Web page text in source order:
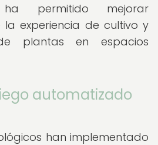
ha permitido mejorar
la experiencia de cultivo y
plantas en espacios
automatizado
han implementado